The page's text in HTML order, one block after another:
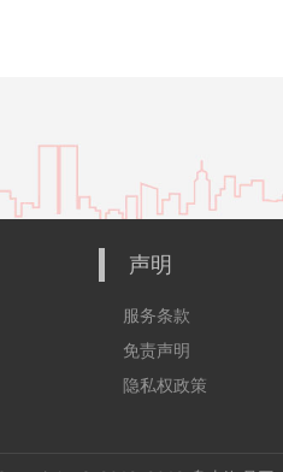
声明
服务条款
免责声明
隐私权政策